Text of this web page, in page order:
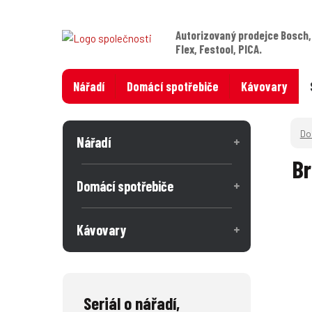
Autorizovaný prodejce Bosch,
Flex, Festool, PICA.
Nářadí Domácí spotřebiče Kávovary
Nářadí
Domácí spotřebiče
Kávovary
Seriál o nářadí,